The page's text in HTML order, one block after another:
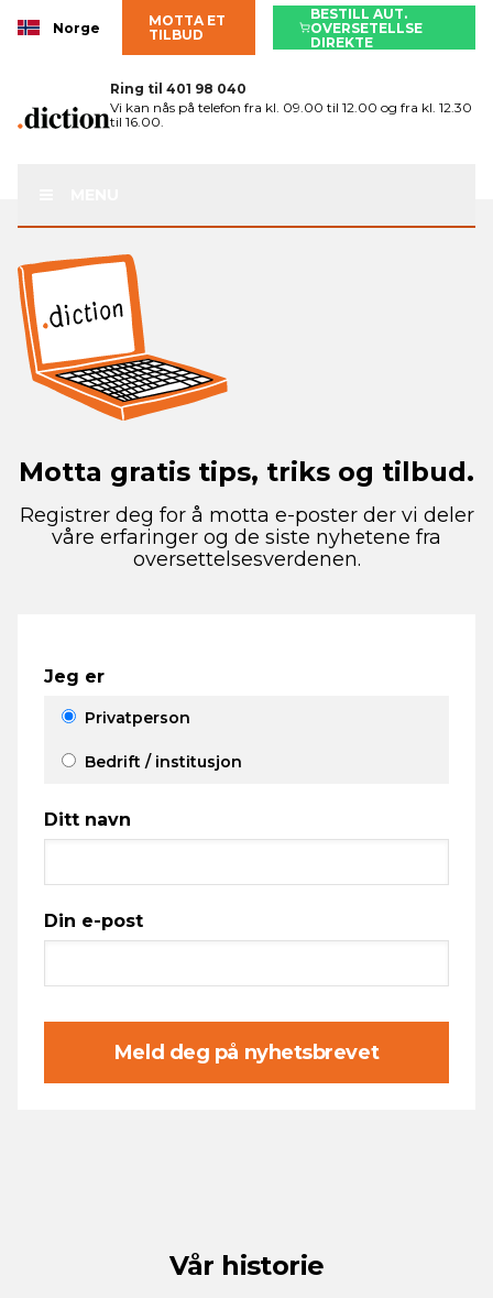
Norge
MOTTA ET
TILBUD
BESTILL AUT.
OVERSETELLSE
DIREKTE
Ring til 401 98 040
Vi kan nås på telefon fra kl. 09.00 til 12.00 og fra kl. 12.30
til 16.00.
Motta gratis tips, triks og tilbud.
Registrer deg for å motta e-poster der vi deler
våre erfaringer og de siste nyhetene fra
oversettelsesverdenen.
Jeg er
Privatperson
Bedrift / institusjon
Ditt navn
Din e-post
Meld deg på nyhetsbrevet
Vår historie